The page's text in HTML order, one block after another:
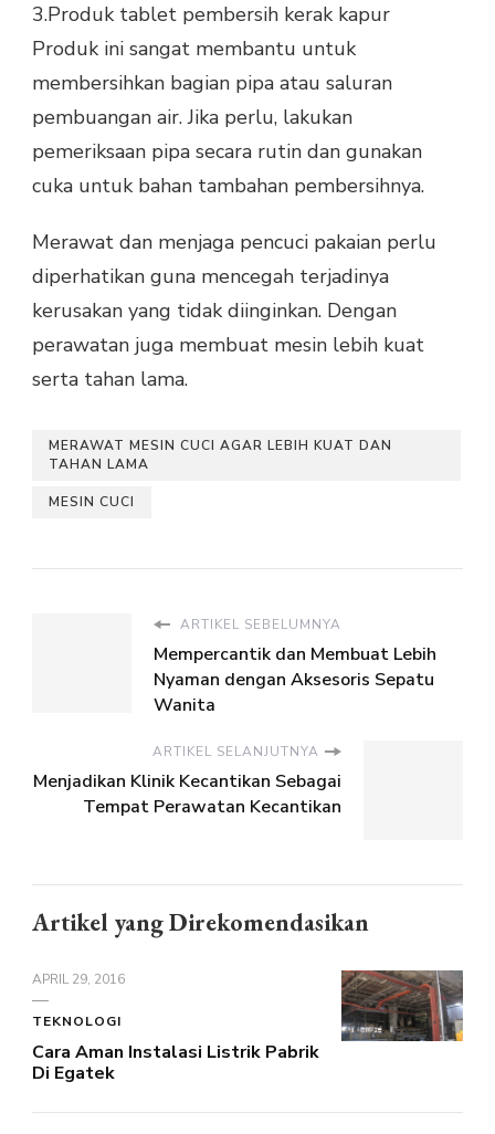
3.Produk tablet pembersih kerak kapur
Produk ini sangat membantu untuk
membersihkan bagian pipa atau saluran
pembuangan air. Jika perlu, lakukan
pemeriksaan pipa secara rutin dan gunakan
cuka untuk bahan tambahan pembersihnya.
Merawat dan menjaga pencuci pakaian perlu
diperhatikan guna mencegah terjadinya
kerusakan yang tidak diinginkan. Dengan
perawatan juga membuat mesin lebih kuat
serta tahan lama.
MERAWAT MESIN CUCI AGAR LEBIH KUAT DAN
TAHAN LAMA
MESIN CUCI
ARTIKEL SEBELUMNYA
Mempercantik dan Membuat Lebih
Nyaman dengan Aksesoris Sepatu
Wanita
ARTIKEL SELANJUTNYA
Menjadikan Klinik Kecantikan Sebagai
Tempat Perawatan Kecantikan
Artikel yang Direkomendasikan
APRIL 29, 2016
TEKNOLOGI
Cara Aman Instalasi Listrik Pabrik
Di Egatek